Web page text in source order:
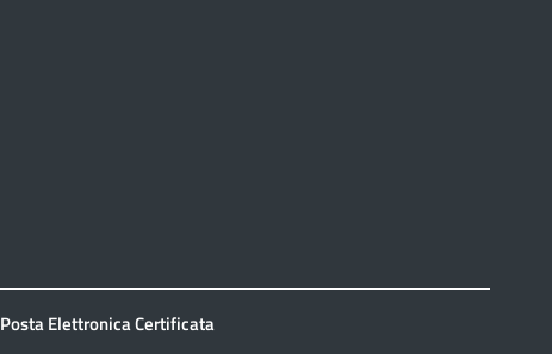
Posta Elettronica Certificata